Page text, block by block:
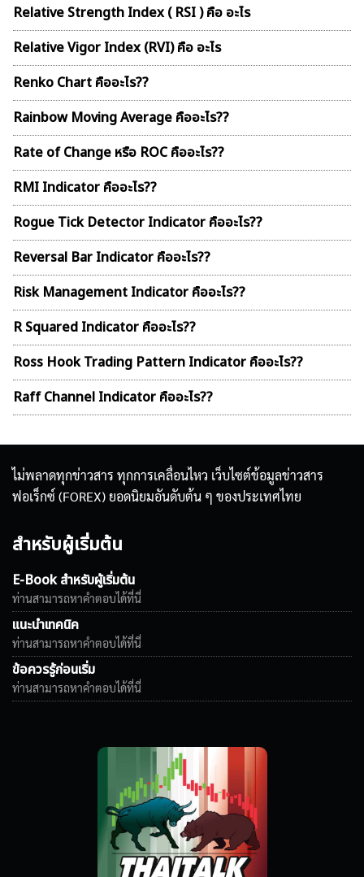
Relative Strength Index ( RSI ) คือ อะไร
Relative Vigor Index (RVI) คือ อะไร
Renko Chart คืออะไร??
Rainbow Moving Average คืออะไร??
Rate of Change หรือ ROC คืออะไร??
RMI Indicator คืออะไร??
Rogue Tick Detector Indicator คืออะไร??
Reversal Bar Indicator คืออะไร??
Risk Management Indicator คืออะไร??
R Squared Indicator คืออะไร??
Ross Hook Trading Pattern Indicator คืออะไร??
Raff Channel Indicator คืออะไร??
ไม่พลาดทุกข่าวสาร ทุกการเคลื่อนไหว เว็บไซต์ข้อมูลข่าวสาร
ฟอเร็กซ์ (FOREX) ยอดนิยมอันดับต้น ๆ ของประเทศไทย
สำหรับผู้เริ่มต้น
E-Book สำหรับผู้เริ่มต้น
ท่านสามารถหาคำตอบได้ที่นี่
แนะนำเทคนิค
ท่านสามารถหาคำตอบได้ที่นี่
ข้อควรรู้ก่อนเริ่ม
ท่านสามารถหาคำตอบได้ที่นี่